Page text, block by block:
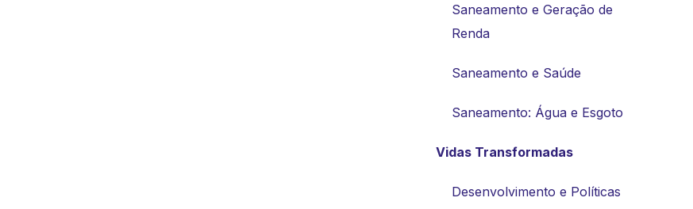
Saneamento e Geração de
Renda
Saneamento e Saúde
Saneamento: Água e Esgoto
Vidas Transformadas
Desenvolvimento e Políticas